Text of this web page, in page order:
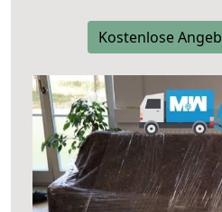
Kostenlose